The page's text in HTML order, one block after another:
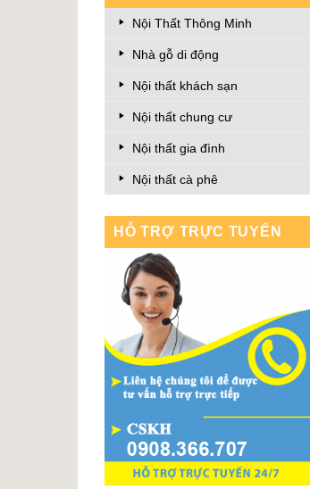
Nội Thất Thông Minh
Nhà gỗ di động
Nội thất khách sạn
Nội thất chung cư
Nội thất gia đình
Nội thất cà phê
HỖ TRỢ TRỰC TUYẾN